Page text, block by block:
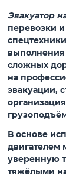
Эвакуатор
перевозки
выполнения
сложных
на
эвакуации,
В основе
двигателем
уверенную
тяжёлыми